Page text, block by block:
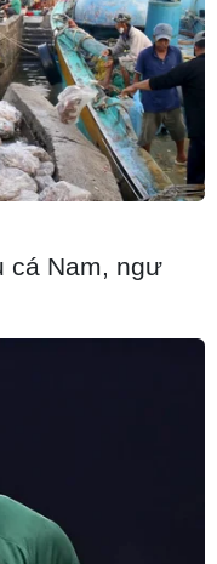
chữa Quốc lộ
Vành đai
quản trị, Giám
cá Nam, ngư